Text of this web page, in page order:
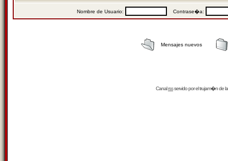
Nombre de Usuario: Contrase�a:
Mensajes nuevos
Canalrssservido por eltrujam�nde